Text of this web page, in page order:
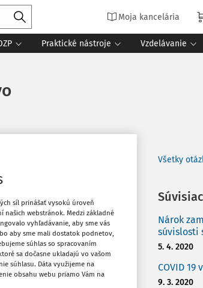
Moja kancelária
Praktické nástroje Vzdelávanie
v
po
Obľúbené
Zdieľať
Všetky
Nárok
súvislosti
5. 4. 2020
COVID
9. 3. 2020
síl prinášať vysokú úroveň
webstránok. Medzi základné
vyhľadávanie, aby sme vás
aby sme mali dostatok podnetov,
súhlas so spracovaním
sa dočasne ukladajú vo vašom
súhlasu. Dáta využijeme na
obsahu webu priamo Vám na